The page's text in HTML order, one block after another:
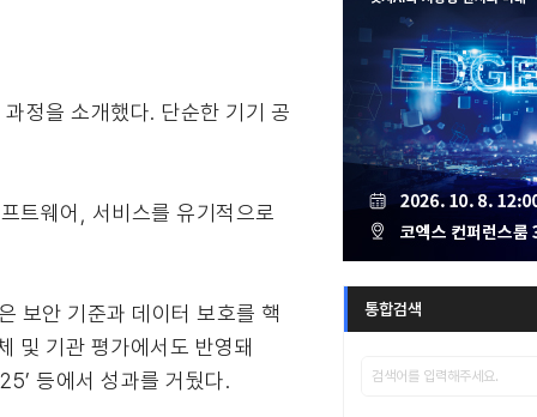
정을 소개했다. 단순한 기기 공
트웨어, 서비스를 유기적으로
보안 기준과 데이터 보호를 핵
및 기관 평가에서도 반영돼
등에서 성과를 거뒀다.
통합검색